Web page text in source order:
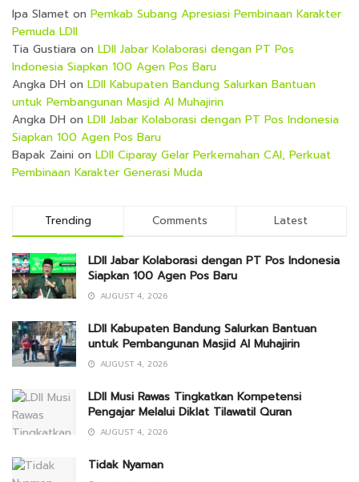
Ipa Slamet on Pemkab Subang Apresiasi Pembinaan Karakter
Pemuda LDII
Tia Gustiara on LDII Jabar Kolaborasi dengan PT Pos
Indonesia Siapkan 100 Agen Pos Baru
Angka DH on LDII Kabupaten Bandung Salurkan Bantuan
untuk Pembangunan Masjid Al Muhajirin
Angka DH on LDII Jabar Kolaborasi dengan PT Pos Indonesia
Siapkan 100 Agen Pos Baru
Bapak Zaini on LDII Ciparay Gelar Perkemahan CAI, Perkuat
Pembinaan Karakter Generasi Muda
Trending Comments Latest
LDII Jabar Kolaborasi dengan PT Pos Indonesia
Siapkan 100 Agen Pos Baru
AUGUST 4, 2026
LDII Kabupaten Bandung Salurkan Bantuan
untuk Pembangunan Masjid Al Muhajirin
AUGUST 4, 2026
LDII Musi Rawas Tingkatkan Kompetensi
Pengajar Melalui Diklat Tilawatil Quran
AUGUST 4, 2026
Tidak Nyaman